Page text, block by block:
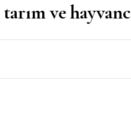
tarım ve